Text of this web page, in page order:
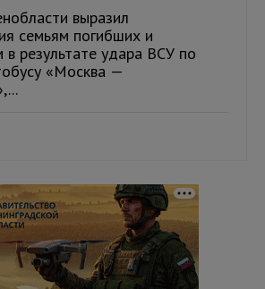
выразил
семьям погибших и
результате удара ВСУ по
«Москва —